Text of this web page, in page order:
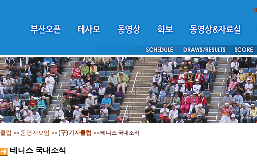
클럽 >> 운영자모임 >> (구)기자클럽 >> 테니스 국내소식
테니스 국내소식